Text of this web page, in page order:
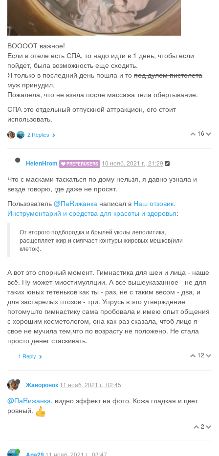
ВООООТ важное!
Если в отеле есть СПА, то надо идти в 1 день, чтобы если
пойдет, была возможность еще сходить.
Я только в последний день пошла и то под дулом пистолета
муж принудил.
Пожалела, что не взяла после массажа тела обертывание.
СПА это отдельный отпускной аттракцион, его стоит
использовать.
16
2 Replies
HelenHrom PREFERUSERS 10 нояб. 2021 г., 21:29
Что с масками таскаться по дому нельзя, я давно узнала и
везде говорю, где даже не просят.
Пользователь @ПаRижанка написал в Наш отзовик.
Инструментарий и средства для красоты и здоровья:
От второго подбородка и брылей уколы леполитика,
расщепляет жир и смягчает контуры жировых мешков(или
клеток).
А вот это спорный момент. Гимнастика для шеи и лица - наше
всё. Ну может миостимуляции. А все вышеуказанное - не для
таких юных тетеньков как ты - раз, не с таким весом - два, и
для застарелых птозов - три. Упрусь в это утверждение
потомушто гимнастику сама пробовала и имею опыт общения
с хорошим косметологом, она как раз сказала, чтоб лицо я
свое не мучила тем,что по возрасту не положено. Не стала
просто денег стаскивать.
12
1 Reply
Жаворонок 11 нояб. 2021 г., 02:45
@ПаRижанка, видно эффект на фото. Кожа гладкая и цвет
ровный.
2
Ana29 11 нояб. 2021 г., 03:47